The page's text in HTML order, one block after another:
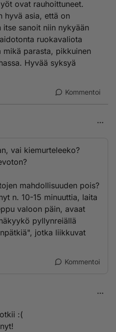
valmistuvat vasta 2vk:n
lääkäriä jo oman kokeiluni
lähes kokonaan kun on
tietysti tyytyväinen että syy
päivänä on helpompi
korvaavien
ovat rauhoittuneet.
hyvä asia, että on
sanoit niin nykyään
ruokavaliota
parasta, pikkuinen
Hyvää syksyä
Kommentoi
vai kiemurteleeko?
mahdollisuuden pois?
n. 10-15 minuuttia, laita
valoon päin, avaat
pyllynreiällä
jotka liikkuvat
Kommentoi
:(